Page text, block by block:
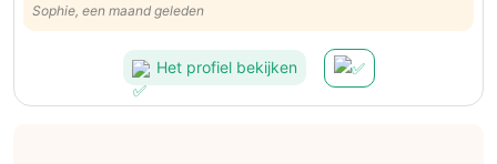
Sophie, een maand geleden
Het profiel bekijken